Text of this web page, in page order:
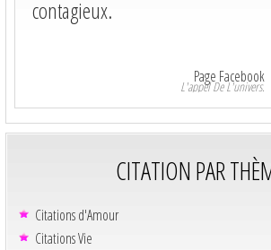
contagieux.
Page Facebook
L'appel De L'univers.
CITATION PAR
Citations d'Amour
Citations Vie